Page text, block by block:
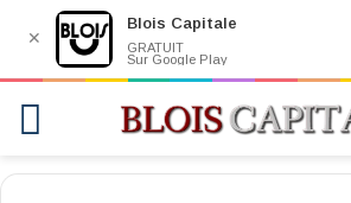
✕
Blois Capitale
GRATUIT
Sur Google Play